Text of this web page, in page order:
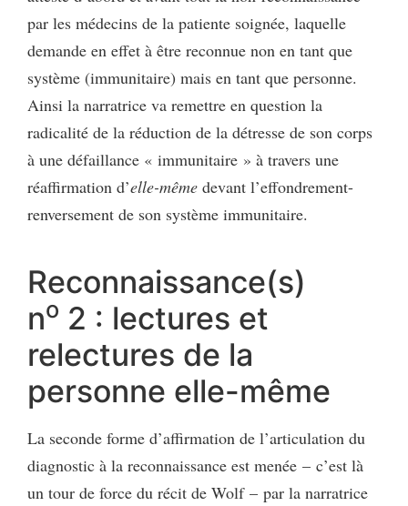
par les médecins de la patiente soignée, laquelle
demande en effet à être reconnue non en tant que
système (immunitaire) mais en tant que personne.
Ainsi la narratrice va remettre en question la
radicalité de la réduction de la détresse de son corps
à une défaillance « immunitaire » à travers une
réaffirmation d’elle-même devant l’effondrement-
renversement de son système immunitaire.
Reconnaissance(s)
no 2 : lectures et
relectures de la
personne elle-même
La seconde forme d’affirmation de l’articulation du
diagnostic à la reconnaissance est menée – c’est là
un tour de force du récit de Wolf – par la narratrice